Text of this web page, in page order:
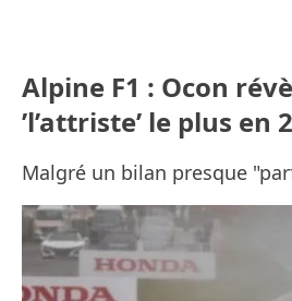
Alpine F1 : Ocon
’l’attriste’ le plus en
Malgré un bilan presque